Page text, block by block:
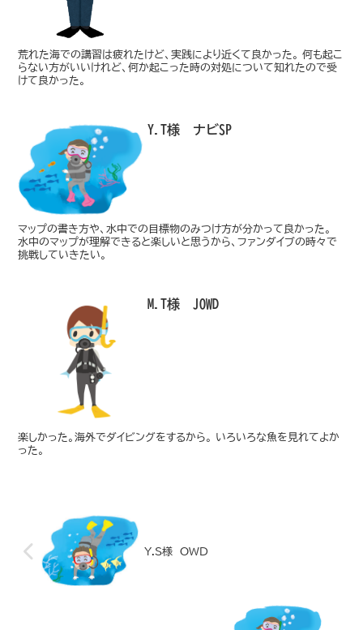
荒れた海での講習は疲れたけど、実践により近くて良かった。 何も起こ
らない方がいいけれど、何か起こった時の対処について知れたので受
けて良かった。
Y.T様 ナビSP
マップの書き方や、水中での目標物のみつけ方が分かって良かった。
水中のマップが理解できると楽しいと思うから、ファンダイブの時々で
挑戦していきたい。
M.T様 JOWD
楽しかった。海外でダイビングをするから。 いろいろな魚を見れてよか
った。
Y.S様 OWD